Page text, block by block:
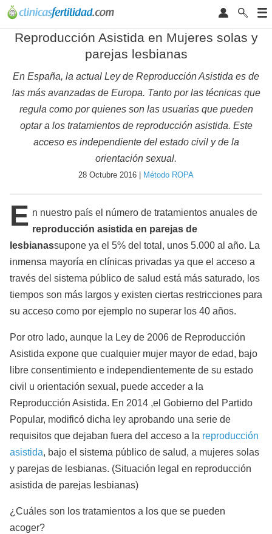
Reproducción Asistida en Mujeres solas y
parejas lesbianas
En España, la actual Ley de Reproducción Asistida es de
las más avanzadas de Europa. Tanto por las técnicas que
regula como por quienes son las usuarias que pueden
optar a los tratamientos de reproducción asistida. Este
acceso es independiente del estado civil y de la
orientación sexual.
28 Octubre 2016 | Método ROPA
E n nuestro país el número de tratamientos anuales de
reproducción asistida en parejas de
lesbianassupone ya el 5% del total, unos 5.000 al año. La
inmensa mayoría en clínicas privadas ya que el acceso a
través del sistema público de salud está más saturado, los
tiempos son más largos y existen ciertas restricciones para
su acceso como por ejemplo no superar los 40 años.
Por otro lado, aunque la Ley de 2006 de Reproducción
Asistida expone que cualquier mujer mayor de edad, bajo
libre consentimiento e independientemente de su estado
civil u orientación sexual, puede acceder a la
Reproducción Asistida. En 2014 ,el Gobierno del Partido
Popular, modificó dicha ley aprobando una serie de
requisitos que dejaban fuera del acceso a la reproducción
asistida, bajo el sistema público de salud, a mujeres solas
y parejas de lesbianas. (Situación legal en reproducción
asistida de parejas lesbianas)
¿Cuáles son los tratamientos a los que se pueden
acoger?